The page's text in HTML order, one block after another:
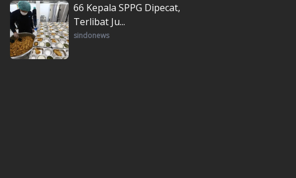
66 Kepala SPPG Dipecat,
Terlibat Ju...
sindonews